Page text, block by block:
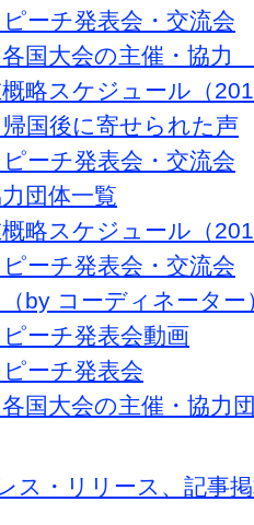
ーチ発表会・交流会
国大会の主催・協力
略スケジュール（
国後に寄せられた声
ーチ発表会・交流会
団体一覧
略スケジュール（
ーチ発表会・交流会
by コーディネーター
ーチ発表会動画
ーチ発表会
国大会の主催・協力
ス・リリース、記事